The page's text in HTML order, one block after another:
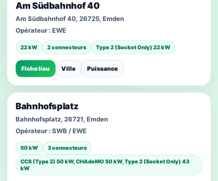
Am Südbahnhof 40
Am Südbahnhof 40, 26725, Emden
Opérateur : EWE
22 kW 2 connecteurs Type 2 (Socket Only) 22 kW
Fiche lieu Ville Puissance
Bahnhofsplatz
Bahnhofsplatz, 26721, Emden
Opérateur : SWB / EWE
50 kW
3 connecteurs
CCS (Type 2) 50 kW, CHAdeMO 50 kW, Type 2 (Socket Only) 43
kW